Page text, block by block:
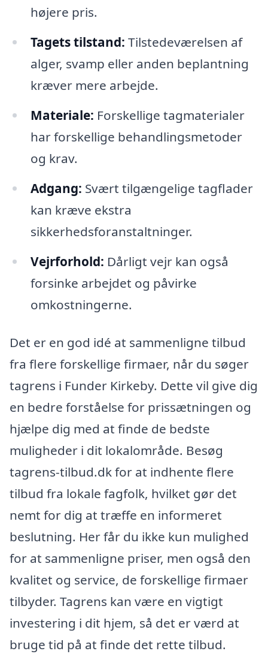
højere pris.
Tagets tilstand: Tilstedeværelsen af
alger, svamp eller anden beplantning
kræver mere arbejde.
Materiale: Forskellige tagmaterialer
har forskellige behandlingsmetoder
og krav.
Adgang: Svært tilgængelige tagflader
kan kræve ekstra
sikkerhedsforanstaltninger.
Vejrforhold: Dårligt vejr kan også
forsinke arbejdet og påvirke
omkostningerne.
Det er en god idé at sammenligne tilbud
fra flere forskellige firmaer, når du søger
tagrens i Funder Kirkeby. Dette vil give dig
en bedre forståelse for prissætningen og
hjælpe dig med at finde de bedste
muligheder i dit lokalområde. Besøg
tagrens-tilbud.dk for at indhente flere
tilbud fra lokale fagfolk, hvilket gør det
nemt for dig at træffe en informeret
beslutning. Her får du ikke kun mulighed
for at sammenligne priser, men også den
kvalitet og service, de forskellige firmaer
tilbyder. Tagrens kan være en vigtigt
investering i dit hjem, så det er værd at
bruge tid på at finde det rette tilbud.